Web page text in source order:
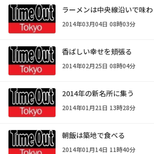
ラーメンは中央線沿いで味わ
2014年03月04日 08時03分
香ばしい幸せを頬張る
2014年02月25日 08時04分
2014年の新名所に集う
2014年01月21日 13時28分
朝飯は築地で食べる
2014年01月14日 11時40分